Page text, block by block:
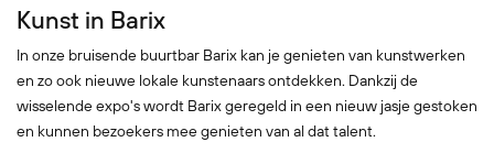
Kunst in Barix
In onze bruisende buurtbar Barix kan je genieten van kunstwerken
en zo ook nieuwe lokale kunstenaars ontdekken. Dankzij de
wisselende expo's wordt Barix geregeld in een nieuw jasje gestoken
en kunnen bezoekers mee genieten van al dat talent.